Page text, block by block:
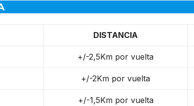
DISTANCIA
+/-2,5Km por vuelta
+/-2Km por vuelta
+/-1,5Km por vuelta